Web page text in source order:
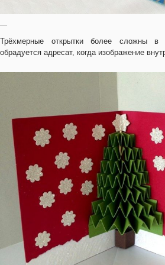
—
Трёхмерные открытки более сложны в
обрадуется адресат, когда изображение